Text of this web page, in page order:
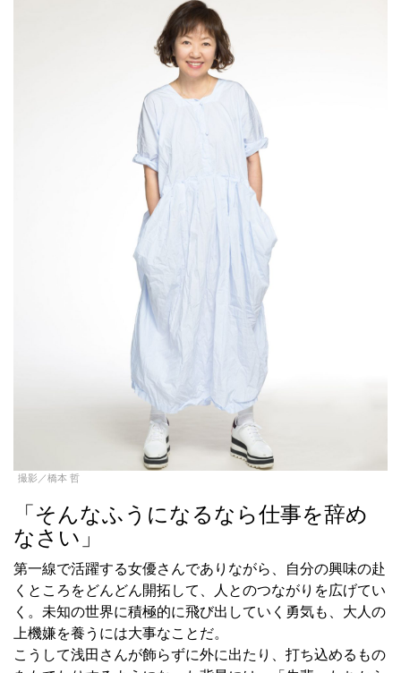
撮影／橋本 哲
「そんなふうになるなら仕事を辞め
なさい」
第一線で活躍する女優さんでありながら、自分の興味の赴
くところをどんどん開拓して、人とのつながりを広げてい
く。未知の世界に積極的に飛び出していく勇気も、大人の
上機嫌を養うには大事なことだ。
こうして浅田さんが飾らずに外に出たり、打ち込めるもの